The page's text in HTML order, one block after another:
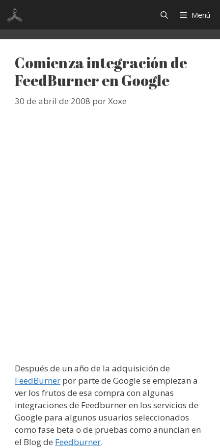
Saltar
contenido
Menú
Comienza integración de
FeedBurner en Google
30 de abril de 2008 porXoxe
Después de un año de la adquisición de
FeedBurner por parte de Google se empiezan a
ver los frutos de esa compra con algunas
integraciones de Feedburner en los servicios de
Google para algunos usuarios seleccionados
como fase beta o de pruebas como anuncian en
el Blog de Feedburner.